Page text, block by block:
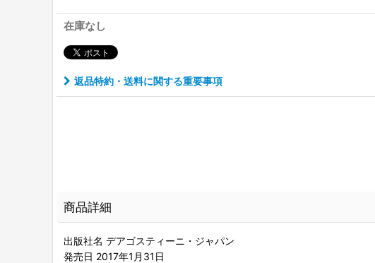
在庫なし
返品特約・送料に関する重要事項
商品詳細
出版社名 デアゴスティーニ・ジャパン
発売日 2017年1月31日